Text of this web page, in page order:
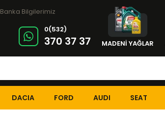
Banka Bilgilerimiz
0(532)
370 37 37 MADENİ YAĞLAR
DACIA FORD AUDI SEAT